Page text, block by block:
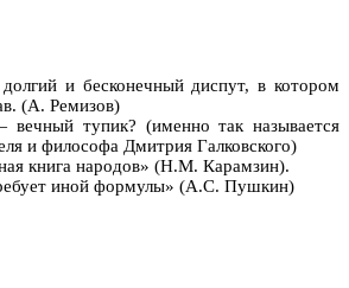
и бесконечный диспут, в котором
(А. Ремизов)
тупик? (именно так называется
и философа Дмитрия Галковского)
книга народов» (Н.М. Карамзин).
иной формулы» (А.С. Пушкин)